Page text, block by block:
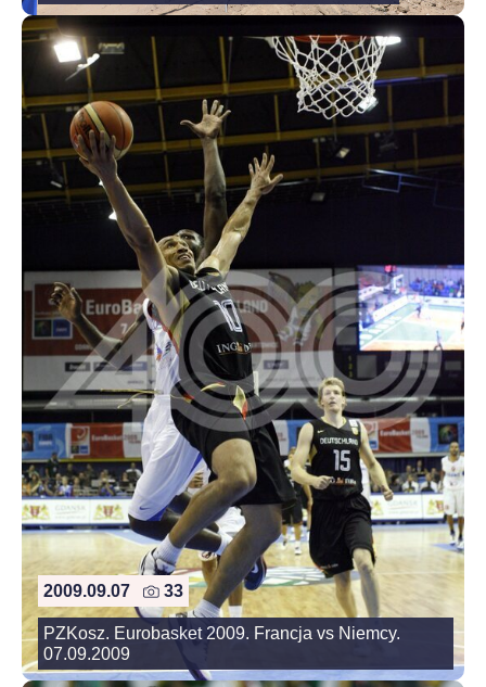
2009.09.07 33
PZKosz. Eurobasket 2009. Francja vs Niemcy.
07.09.2009